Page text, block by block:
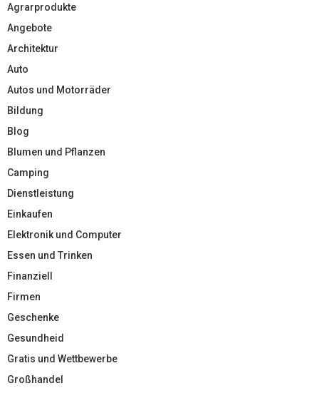
Agrarprodukte
Angebote
Architektur
Auto
Autos und Motorräder
Bildung
Blog
Blumen und Pflanzen
Camping
Dienstleistung
Einkaufen
Elektronik und Computer
Essen und Trinken
Finanziell
Firmen
Geschenke
Gesundheid
Gratis und Wettbewerbe
Großhandel